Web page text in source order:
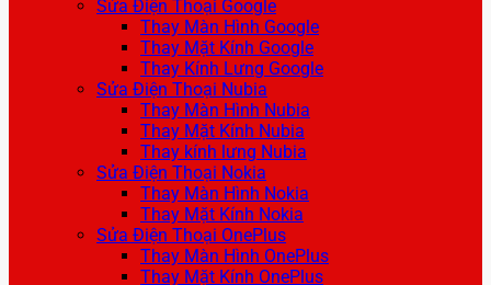
Sửa Điện Thoại Google
Thay Màn Hình Google
Thay Mặt Kính Google
Thay Kính Lưng Google
Sửa Điện Thoại Nubia
Thay Màn Hình Nubia
Thay Mặt Kính Nubia
Thay kính lưng Nubia
Sửa Điện Thoại Nokia
Thay Màn Hình Nokia
Thay Mặt Kính Nokia
Sửa Điện Thoại OnePlus
Thay Màn Hình OnePlus
Thay Mặt Kính OnePlus